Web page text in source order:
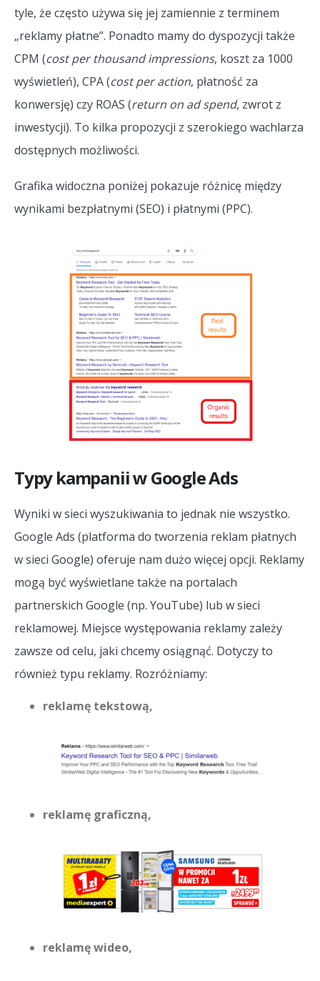
tyle, że często używa się jej zamiennie z terminem
„reklamy płatne”. Ponadto mamy do dyspozycji także
CPM (cost per thousand impressions, koszt za 1000
wyświetleń), CPA (cost per action, płatność za
konwersję) czy ROAS (return on ad spend, zwrot z
inwestycji). To kilka propozycji z szerokiego wachlarza
dostępnych możliwości.
Grafika widoczna poniżej pokazuje różnicę między
wynikami bezpłatnymi (SEO) i płatnymi (PPC).
Typy kampanii w Google Ads
Wyniki w sieci wyszukiwania to jednak nie wszystko.
Google Ads (platforma do tworzenia reklam płatnych
w sieci Google) oferuje nam dużo więcej opcji. Reklamy
mogą być wyświetlane także na portalach
partnerskich Google (np. YouTube) lub w sieci
reklamowej. Miejsce występowania reklamy zależy
zawsze od celu, jaki chcemy osiągnąć. Dotyczy to
również typu reklamy. Rozróżniamy:
reklamę tekstową,
reklamę graficzną,
reklamę wideo,